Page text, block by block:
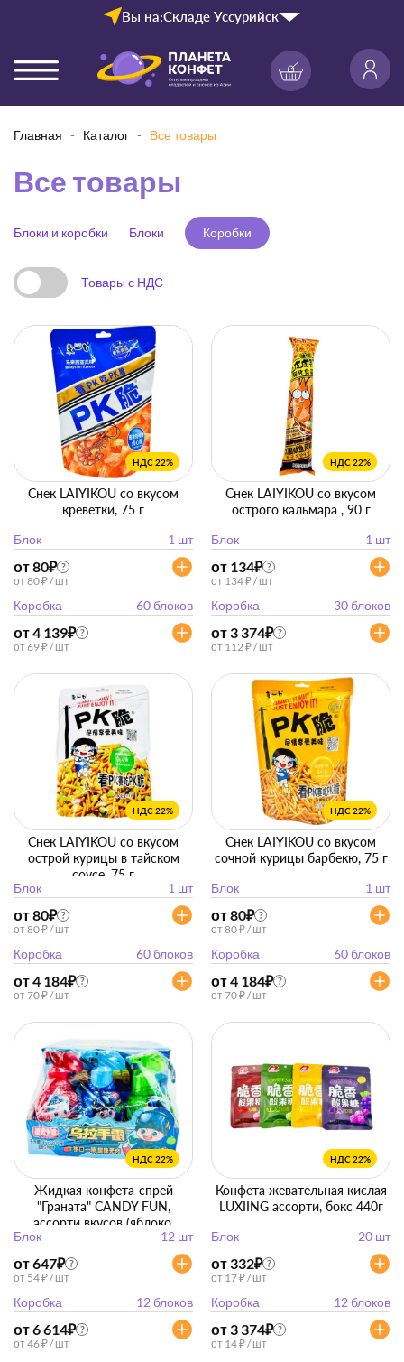
Вы на:Складе Уссурийск
Главная Каталог Все товары
Все товары
Блоки и коробки Блоки Коробки
Товары с НДС
НДС 22%
Снек LAIYIKOU со вкусом
креветки, 75 г
Блок
1 шт
от 80₽ ?
от 80 ₽ / шт
Коробка 60 блоков
от 4 139₽ ?
от 69 ₽ / шт
НДС 22%
Снек LAIYIKOU со вкусом
острого кальмара , 90 г
Блок
1 шт
от 134₽ ?
от 134 ₽ / шт
Коробка 30 блоков
от 3 374₽ ?
от 112 ₽ / шт
НДС 22%
Снек LAIYIKOU со вкусом
острой курицы в тайском
соусе, 75 г
Блок
1 шт
от 80₽ ?
от 80 ₽ / шт
Коробка 60 блоков
от 4 184₽ ?
от 70 ₽ / шт
НДС 22%
Снек LAIYIKOU со вкусом
сочной курицы барбекю, 75 г
Блок
1 шт
от 80₽ ?
от 80 ₽ / шт
Коробка 60 блоков
от 4 184₽ ?
от 70 ₽ / шт
НДС 22%
Жидкая конфета-спрей
"Граната" CANDY FUN,
ассорти вкусов (яблоко,
клубника, кола), бокс 552 мл
(46 мл*12 упак)
Блок 12 шт
от 647₽ ?
от 54 ₽ / шт
Коробка 12 блоков
от 6 614₽ ?
от 46 ₽ / шт
НДС 22%
Конфета жевательная кислая
LUXIING ассорти, бокс 440г
Блок
20 шт
от 332₽ ?
от 17 ₽ / шт
Коробка 12 блоков
от 3 374₽ ?
от 14 ₽ / шт